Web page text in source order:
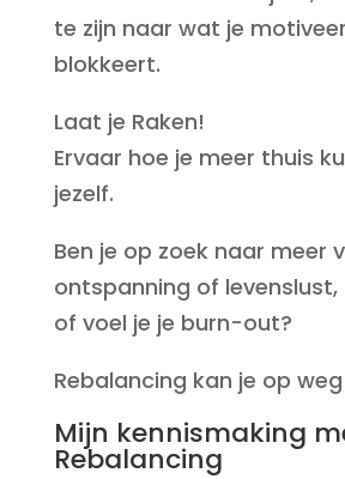
te zijn naar wat je
blokkeert.
Laat je Raken!
Ervaar hoe je meer thuis
jezelf.
Ben je op zoek naar meer
ontspanning of levenslust,
of voel je je burn-out?
Rebalancing kan je op
Mijn kennismaking
Rebalancing